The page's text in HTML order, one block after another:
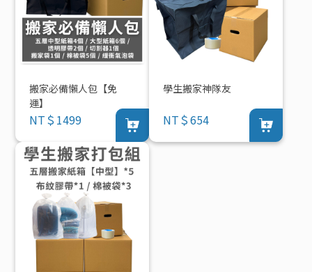
搬家必備懶人包【免
運】
NT＄1499
學生搬家神隊友
NT＄654